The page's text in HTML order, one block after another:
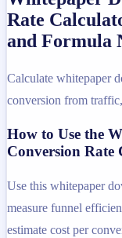
Rate
and Formula
Calculate whitepaper
conversion from
How to Use the
Conversion Rate
Use this whitepaper
measure funnel
estimate cost per